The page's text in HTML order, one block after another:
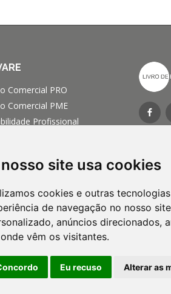
site usa cookies
cookies e outras
de navegação no nosso
anúncios direcionados,
vêm os visitantes.
Eu recuso Alterar as
Comercial PRO
Comercial PME
Profissional